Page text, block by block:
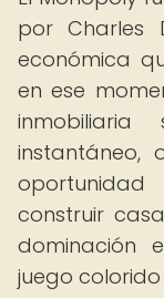
por Charles
económica
en ese
instantáneo,
construir
dominación
juego